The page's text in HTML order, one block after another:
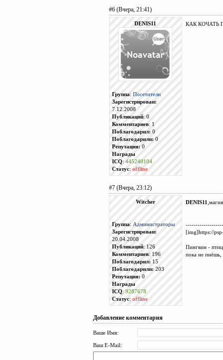
#6 (Вчера, 21:41)
DENIS11
Группа: Посетители
Зарегистрирован:
7.12.2008
Публикаций: 0
Комментариев: 1
Поблагодарил: 0
Поблагодарили:0
Репутация: 0
Награды
ICQ: 445240104
Статус: offline
КАК КОЧАТЬ
#7 (Вчера, 23:12)
Witcher
Группа: Администраторы
Зарегистрирован:
20.04.2008
Публикаций: 126
Комментариев: 196
Поблагодарил: 15
Поблагодарили:203
Репутация: 0
Награды
ICQ: 9287678
Статус: offline
DENIS11
[img]https://
Пингвин -
пока не пнёшь,
Добавление комментария
Ваше Имя:
Ваш E-Mail: